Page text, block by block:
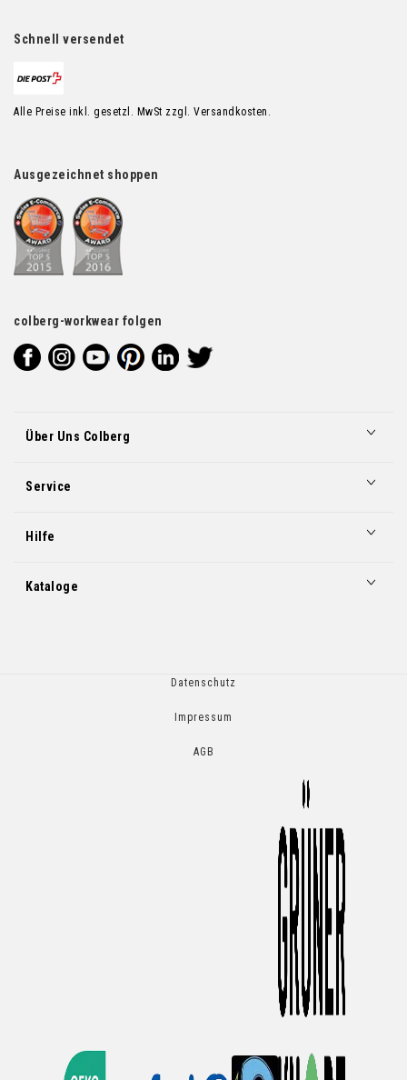
Schnell versendet
Alle Preise inkl. gesetzl. MwSt zzgl. Versandkosten.
Ausgezeichnet shoppen
colberg-workwear folgen
Über Uns Colberg
Service
Hilfe
Kataloge
Datenschutz
Impressum
AGB